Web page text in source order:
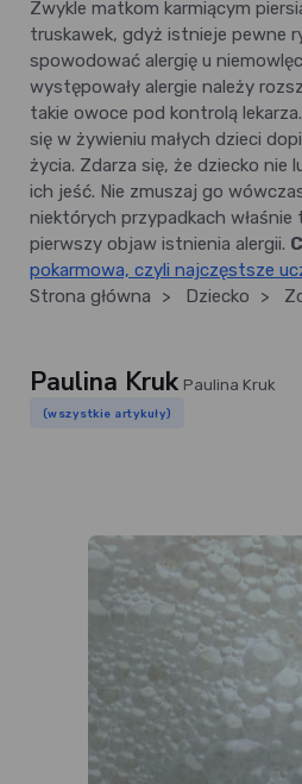
Zwykle matkom karmiącym
truskawek, gdyż istnieje pewne
spowodować alergię u
występowały alergie należy
takie owoce pod kontrolą
się w żywieniu małych dzieci
życia. Zdarza się, że dziecko nie
ich jeść. Nie zmuszaj go
niektórych przypadkach
pierwszy objaw istnienia alergii.
pokarmowa, czyli najczęstsze
Strona główna
> Dziecko >
Paulina Kruk Paulina Kruk
(wszystkie artykuły)